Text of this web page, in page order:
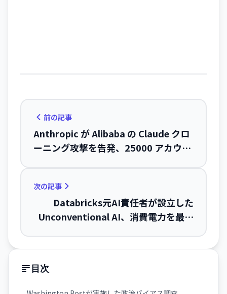
前の記事
Anthropic が Alibaba の Claude クロ
ーニング攻撃を告発、25000 アカウン
次の記事
Databricks元AI責任者が設立した
Unconventional AI、消費電力を最大
目次